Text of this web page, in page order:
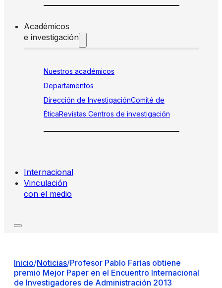
Académicos
e investigación
Nuestros académicos
Departamentos
Dirección de InvestigaciónComité de
ÉticaRevistas Centros de investigación
Internacional
Vinculación
con el medio
Inicio/Noticias/Profesor Pablo Farías obtiene
premio Mejor Paper en el Encuentro Internacional
de Investigadores de Administración 2013